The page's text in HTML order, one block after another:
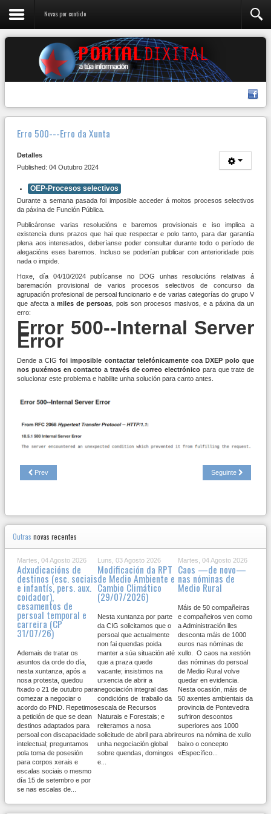
Novas por contido
Erro 500---Erro da Xunta
Detalles
Published: 04 Outubro 2024
OEP-Procesos selectivos
Durante a semana pasada foi imposible acceder á moitos procesos selectivos
da páxina de Función Pública.
Publicáronse varias resolucións e baremos provisionais e iso implica a
existencia duns prazos que hai que respectar e polo tanto, para dar garantía
plena aos interesados, deberíanse poder consultar durante todo o período de
alegacións eses baremos. Incluso se poderían publicar con anterioridade pois
nada o impide.
Hoxe, día 04/10/2024 publícanse no DOG unhas resolucións relativas á
baremación provisional de varios procesos selectivos de concurso da
agrupación profesional de persoal funcionario e de varias categorías do grupo V
que afecta a miles de persoas , pois son procesos masivos, e a páxina da un
erro:
Error 500--Internal Server
Error
Dende a CIGfoi imposible contactar telefónicamente coa DXEP polo que
nos puxémos en contacto a través de correo electrónico para que trate de
solucionar este problema e habilite unha solución para canto antes.
Prev Seguinte
Outras novas recentes
Martes, 04 Agosto 2026
Adxudicacións de
destinos (esc. sociais
e infantís, pers. aux.
coidador),
cesamentos de
persoal temporal e
carreira (CP
31/07/26)
Ademais de tratar os
asuntos da orde do día,
nesta xuntanza, após a
nosa protesta, quedou
fixado o 21 de outubro para
comezar a negociar o
acordo do PND. Repetimos
a petición de que se dean
destinos adaptados para
persoal con discapacidade
intelectual; preguntamos
pola toma de posesión
para corpos xerais e
escalas sociais o mesmo
día 15 de setembro e por
se nas escalas de...
Luns, 03 Agosto 2026
Modificación da RPT
de Medio Ambiente e
Cambio Climático
(29/07/2026)
Nesta xuntanza por parte
da CIG solicitamos que o
persoal que actualmente
non fai quendas poida
manter a súa situación até
que a praza quede
vacante; insistimos na
urxencia de abrir a
negociación integral das
condicións de traballo da
escala de Recursos
Naturais e Forestais; e
reiteramos a nosa
solicitude de abril para abrir
unha negociación global
sobre quendas, domingos
e...
Martes, 04 Agosto 2026
Caos —de novo—
nas nóminas de
Medio Rural
Máis de 50 compañeiras
e compañeiros ven como
a Administración lles
desconta máis de 1000
euros nas nóminas de
xullo. O caos na xestión
das nóminas do persoal
de Medio Rural volve
quedar en evidencia.
Nesta ocasión, máis de
50 axentes ambientais da
provincia de Pontevedra
sufriron descontos
superiores aos 1000
euros na nómina de xullo
baixo o concepto
«Específico...